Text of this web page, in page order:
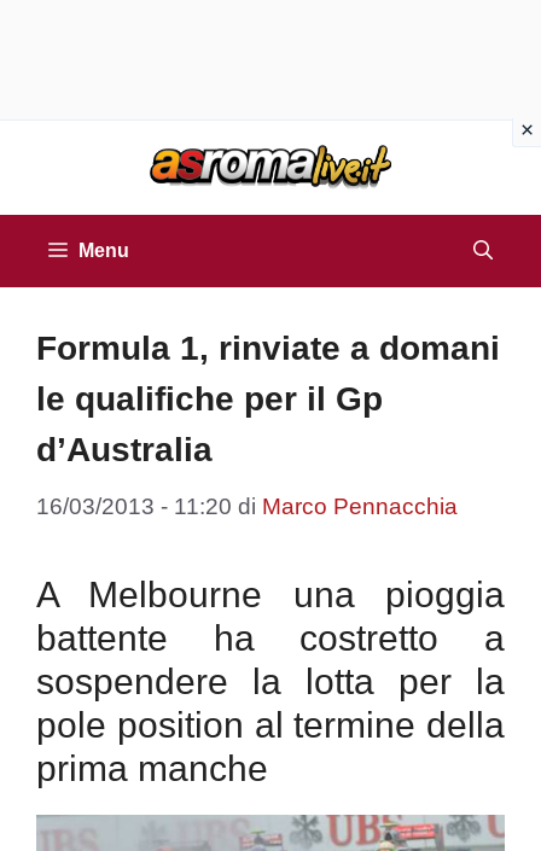
Menu
Formula 1, rinviate a domani
le qualifiche per il Gp
d’Australia
16/03/2013 - 11:20 di Marco Pennacchia
A Melbourne una pioggia
battente ha costretto a
sospendere la lotta per la
pole position al termine della
prima manche